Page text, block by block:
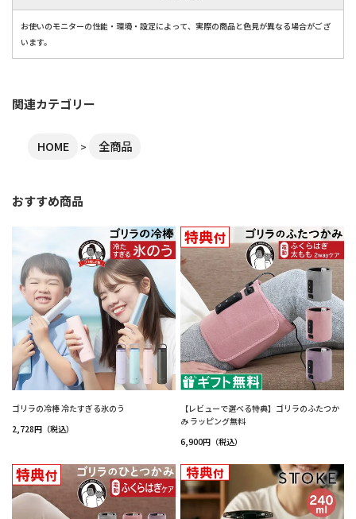
お使いのモニターの性能・環境・設定によって、実際の商品と色見が異なる場合がござ
います。
関連カテゴリー
HOME 全商品
おすすめ商品
ゴリラの冷棒 冷たすぎる氷のう
2,728円（税込）
【レビューで選べる特典】ゴリラのふたつか
み ラッピング無料
6,900円（税込）